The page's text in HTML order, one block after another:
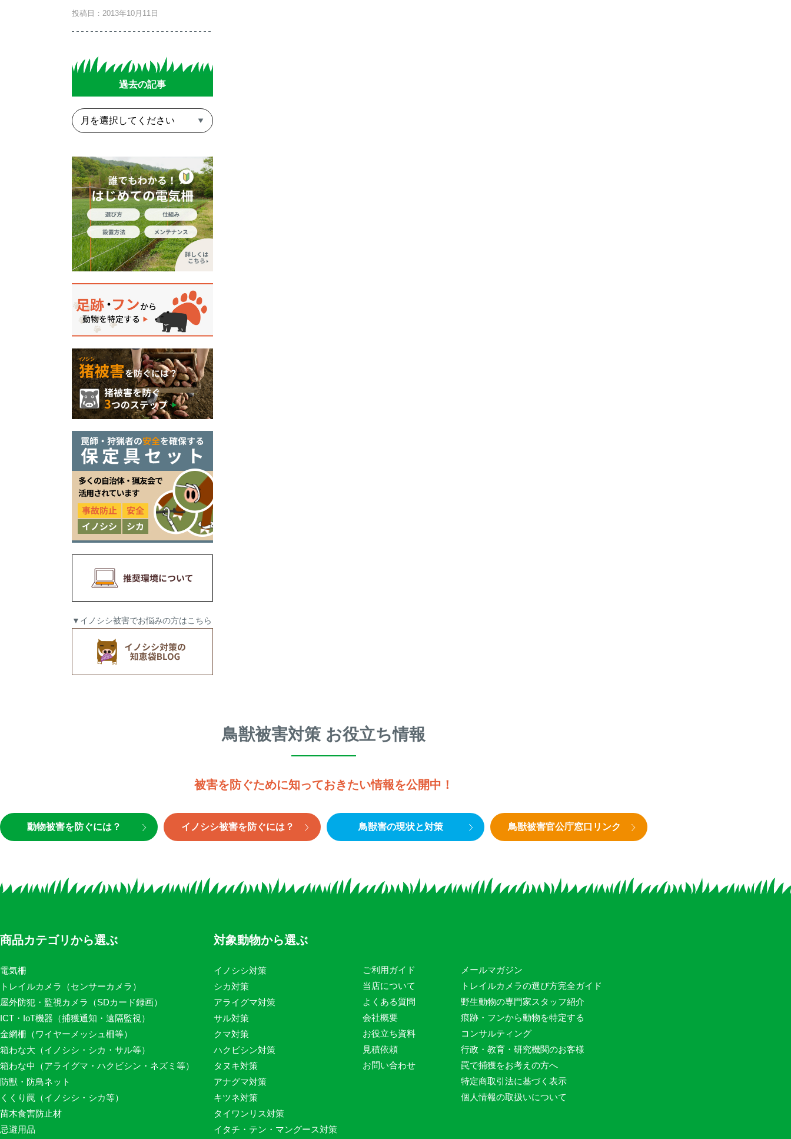
投稿日：2013年10月11日
過去の記事
▼イノシシ被害でお悩みの方はこちら
鳥獣被害対策 お役立ち情報
被害を防ぐために知っておきたい情報を公開中！
動物被害を防ぐには？ イノシシ被害を防ぐには？ 鳥獣害の現状と対策 鳥獣被害官公庁窓口リンク
商品カテゴリから選ぶ
電気柵
トレイルカメラ（センサーカメラ）
屋外防犯・監視カメラ（SDカード録画）
ICT・IoT機器（捕獲通知・遠隔監視）
金網柵（ワイヤーメッシュ柵等）
箱わな大（イノシシ・シカ・サル等）
箱わな中（アライグマ・ハクビシン・ネズミ等）
防獣・防鳥ネット
くくり罠（イノシシ・シカ等）
苗木食害防止材
忌避用品
対象動物から選ぶ
イノシシ対策
シカ対策
アライグマ対策
サル対策
クマ対策
ハクビシン対策
タヌキ対策
アナグマ対策
キツネ対策
タイワンリス対策
イタチ・テン・マングース対策
ご利用ガイド
当店について
よくある質問
会社概要
お役立ち資料
見積依頼
お問い合わせ
メールマガジン
トレイルカメラの選び方完全ガイド
野生動物の専門家スタッフ紹介
痕跡・フンから動物を特定する
コンサルティング
行政・教育・研究機関のお客様
罠で捕獲をお考えの方へ
特定商取引法に基づく表示
個人情報の取扱いについて